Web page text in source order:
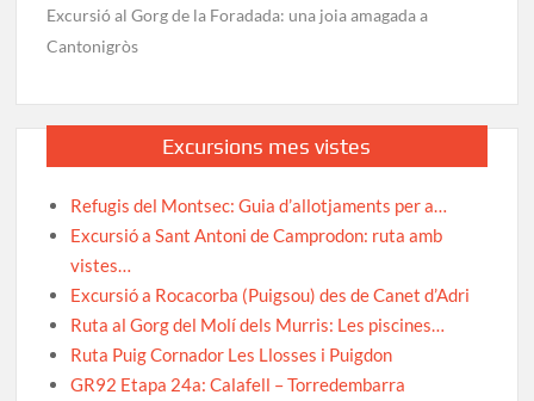
Excursió al Gorg de la Foradada: una joia amagada a
Cantonigròs
Excursions mes vistes
Refugis del Montsec: Guia d’allotjaments per a…
Excursió a Sant Antoni de Camprodon: ruta amb
vistes…
Excursió a Rocacorba (Puigsou) des de Canet d’Adri
Ruta al Gorg del Molí dels Murris: Les piscines…
Ruta Puig Cornador Les Llosses i Puigdon
GR92 Etapa 24a: Calafell – Torredembarra